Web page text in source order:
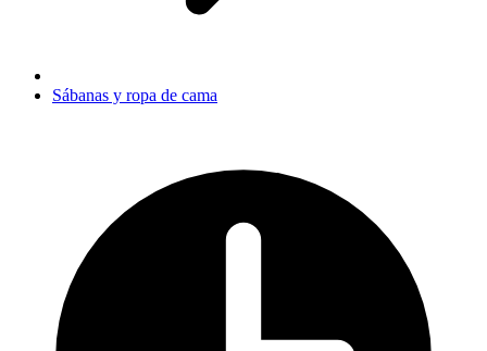
Sábanas y ropa de cama